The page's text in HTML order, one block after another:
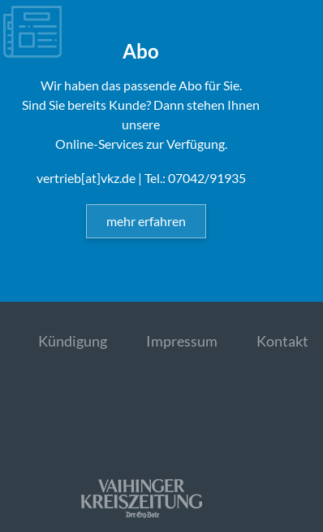
Abo
Wir haben das passende Abo für Sie.
Sind Sie bereits Kunde? Dann stehen Ihnen
unsere
Online-Services zur Verfügung.
vertrieb[at]vkz.de| Tel.: 07042/91935
mehr erfahren
Kündigung Impressum Kontakt